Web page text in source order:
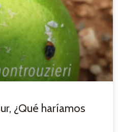
¿Qué haríamos